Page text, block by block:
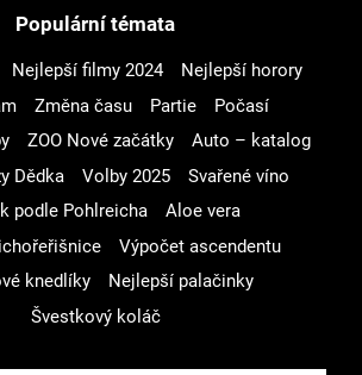
Populární témata
Nejlepší filmy 2024
Nejlepší horory
Změna času Partie
Počasí
ZOO Nové začátky
Auto – katalog
Dědka
Volby 2025
Svařené víno
podle Pohlreicha
Aloe vera
Výpočet ascendentu
knedlíky
Nejlepší palačinky
Švestkový koláč